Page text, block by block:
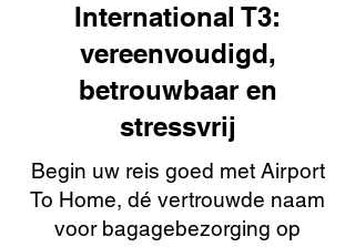
International T3:
vereenvoudigd,
betrouwbaar en
stressvrij
Begin uw reis goed met Airport
To Home, dé vertrouwde naam
voor bagagebezorging op